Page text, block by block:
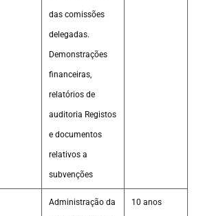
das comissões
delegadas.
Demonstrações
financeiras,
relatórios de
auditoria Registos
e documentos
relativos a
subvenções
Administração da 10 anos